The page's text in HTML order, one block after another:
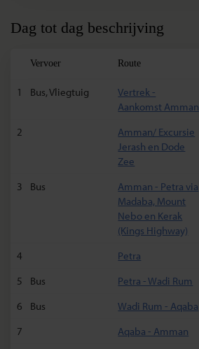
Dag tot dag beschrijving
Vervoer Route
1 Bus, Vliegtuig
Vertrek -
Aankomst Amman
2
Amman/ Excursie
Jerash en Dode
Zee
3 Bus
Amman - Petra via
Madaba, Mount
Nebo en Kerak
(Kings Highway)
4 Petra
5
Bus Petra - Wadi Rum
6
Bus Wadi Rum - Aqaba
7
Aqaba - Amman